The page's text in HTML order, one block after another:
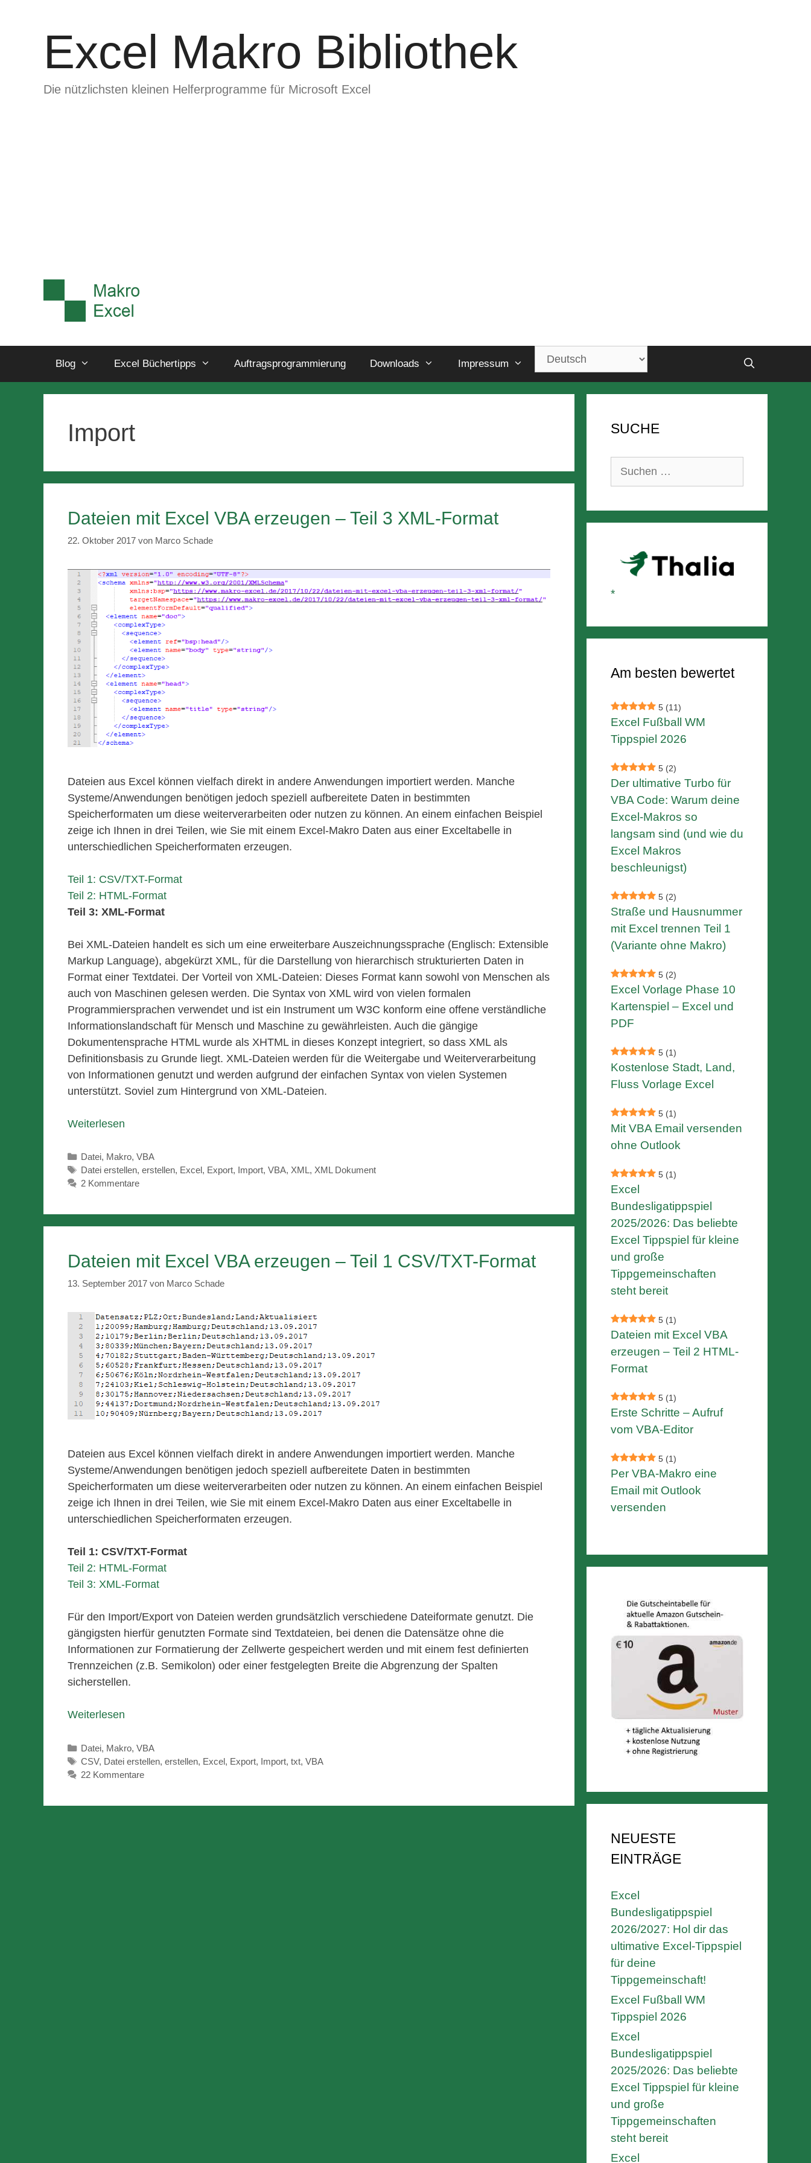
Excel Makro Bibliothek
Die nützlichsten kleinen Helferprogramme für Microsoft Excel
Blog Excel Büchertipps Auftragsprogrammierung Downloads Impressum
Import
Dateien mit Excel VBA erzeugen – Teil 3 XML-Format
22. Oktober 2017 von Marco Schade
Dateien aus Excel können vielfach direkt in andere Anwendungen importiert werden. Manche
Systeme/Anwendungen benötigen jedoch speziell aufbereitete Daten in bestimmten
Speicherformaten um diese weiterverarbeiten oder nutzen zu können. An einem einfachen Beispiel
zeige ich Ihnen in drei Teilen, wie Sie mit einem Excel-Makro Daten aus einer Exceltabelle in
unterschiedlichen Speicherformaten erzeugen.
Teil 1: CSV/TXT-Format
Teil 2: HTML-Format
Teil 3: XML-Format
Bei XML-Dateien handelt es sich um eine erweiterbare Auszeichnungssprache (Englisch: Extensible
Markup Language), abgekürzt XML, für die Darstellung von hierarchisch strukturierten Daten in
Format einer Textdatei. Der Vorteil von XML-Dateien: Dieses Format kann sowohl von Menschen als
auch von Maschinen gelesen werden. Die Syntax von XML wird von vielen formalen
Programmiersprachen verwendet und ist ein Instrument um W3C konform eine offene verständliche
Informationslandschaft für Mensch und Maschine zu gewährleisten. Auch die gängige
Dokumentensprache HTML wurde als XHTML in dieses Konzept integriert, so dass XML als
Definitionsbasis zu Grunde liegt. XML-Dateien werden für die Weitergabe und Weiterverarbeitung
von Informationen genutzt und werden aufgrund der einfachen Syntax von vielen Systemen
unterstützt. Soviel zum Hintergrund von XML-Dateien.
Weiterlesen
Kategorien
Datei, Makro,VBA
Schlagwörter
Datei erstellen,erstellen, Excel, Export, Import,VBA, XML, XML Dokument
2 Kommentare
Dateien mit Excel VBA erzeugen – Teil 1 CSV/TXT-Format
13. September 2017 von Marco Schade
Dateien aus Excel können vielfach direkt in andere Anwendungen importiert werden. Manche
Systeme/Anwendungen benötigen jedoch speziell aufbereitete Daten in bestimmten
Speicherformaten um diese weiterverarbeiten oder nutzen zu können. An einem einfachen Beispiel
zeige ich Ihnen in drei Teilen, wie Sie mit einem Excel-Makro Daten aus einer Exceltabelle in
unterschiedlichen Speicherformaten erzeugen.
Teil 1: CSV/TXT-Format
Teil 2: HTML-Format
Teil 3: XML-Format
Für den Import/Export von Dateien werden grundsätzlich verschiedene Dateiformate genutzt. Die
gängigsten hierfür genutzten Formate sind Textdateien, bei denen die Datensätze ohne die
Informationen zur Formatierung der Zellwerte gespeichert werden und mit einem fest definierten
Trennzeichen (z.B. Semikolon) oder einer festgelegten Breite die Abgrenzung der Spalten
sicherstellen.
Weiterlesen
Kategorien
Datei, Makro,VBA
Schlagwörter
CSV, Datei erstellen,erstellen, Excel, Export, Import,txt,VBA
22 Kommentare
SUCHE
Suchen
Am besten bewertet
5 (11)
Excel Fußball WM
Tippspiel 2026
5 (2)
Der ultimative Turbo für
VBA Code: Warum deine
Excel-Makros so
langsam sind (und wie du
Excel Makros
beschleunigst)
5 (2)
Straße und Hausnummer
mit Excel trennen Teil 1
(Variante ohne Makro)
5 (2)
Excel Vorlage Phase 10
Kartenspiel – Excel und
PDF
5 (1)
Kostenlose Stadt, Land,
Fluss Vorlage Excel
5 (1)
Mit VBA Email versenden
ohne Outlook
5 (1)
Excel
Bundesligatippspiel
2025/2026: Das beliebte
Excel Tippspiel für kleine
und große
Tippgemeinschaften
steht bereit
5 (1)
Dateien mit Excel VBA
erzeugen – Teil 2 HTML-
Format
5 (1)
Erste Schritte – Aufruf
vom VBA-Editor
5 (1)
Per VBA-Makro eine
Email mit Outlook
versenden
NEUESTE
EINTRÄGE
Excel
Bundesligatippspiel
2026/2027: Hol dir das
ultimative Excel-Tippspiel
für deine
Tippgemeinschaft!
Excel Fußball WM
Tippspiel 2026
Excel
Bundesligatippspiel
2025/2026: Das beliebte
Excel Tippspiel für kleine
und große
Tippgemeinschaften
steht bereit
Excel